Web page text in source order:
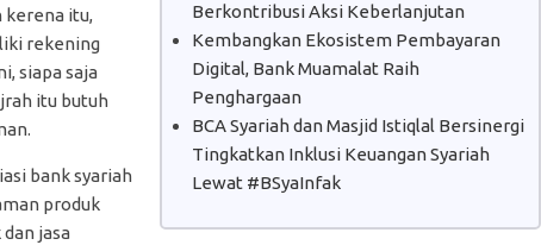
Berkontribusi Aksi Keberlanjutan
Kembangkan Ekosistem Pembayaran
Digital, Bank Muamalat Raih
Penghargaan
BCA Syariah dan Masjid Istiqlal Bersinergi
Tingkatkan Inklusi Keuangan Syariah
Lewat #BSyaInfak
kerena itu,
rekening
siapa saja
itu butuh
bank syariah
produk
jasa